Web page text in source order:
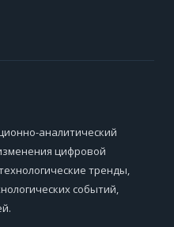
аналитический
цифровой
тренды,
событий,